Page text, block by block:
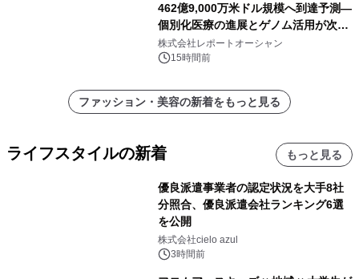
462億9,000万米ドル規模へ到達予測―
個別化医療の進展とゲノム活用が次世
代ヘルスケア投資を加速
株式会社レポートオーシャン
15時間前
ファッション・美容の新着をもっと見る
ライフスタイルの新着 もっと見る
優良派遣事業者の認定状況を大手8社
分照合、優良派遣会社ランキング6選
を公開
株式会社cielo azul
3時間前